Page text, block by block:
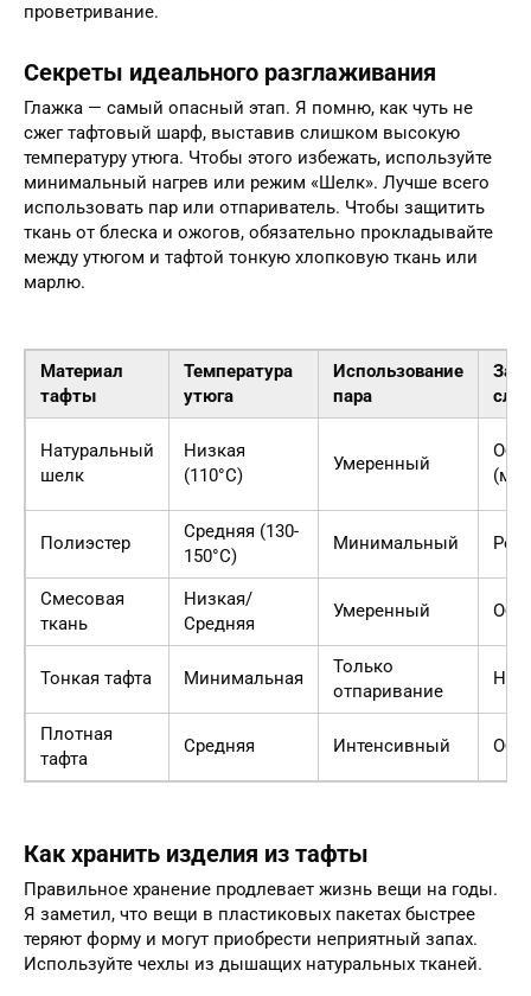
проветривание.
Секреты идеального разглаживания
Глажка — самый опасный этап. Я помню, как чуть не
сжег тафтовый шарф, выставив слишком высокую
температуру утюга. Чтобы этого избежать, используйте
минимальный нагрев или режим «Шелк». Лучше всего
использовать пар или отпариватель. Чтобы защитить
ткань от блеска и ожогов, обязательно прокладывайте
между утюгом и тафтой тонкую хлопковую ткань или
марлю.
Материал
тафты
Температура
утюга
Использование
пара
Натуральный
шелк
Низкая
(110°C)
Умеренный
Полиэстер
Средняя (130-
150°C)
Минимальный
Смесовая
ткань
Низкая/
Средняя
Умеренный
Тонкая тафта Минимальная
Только
отпаривание
Не
Плотная
тафта
Средняя Интенсивный
Как хранить изделия из тафты
Правильное хранение продлевает жизнь вещи на годы.
Я заметил, что вещи в пластиковых пакетах быстрее
теряют форму и могут приобрести неприятный запах.
Используйте чехлы из дышащих натуральных тканей.